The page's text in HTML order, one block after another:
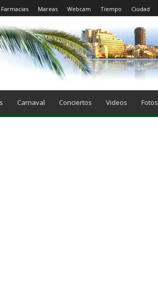
Farmacias Mareas Webcam Tiempo Ciudad
Carnaval Conciertos Videos Fotos